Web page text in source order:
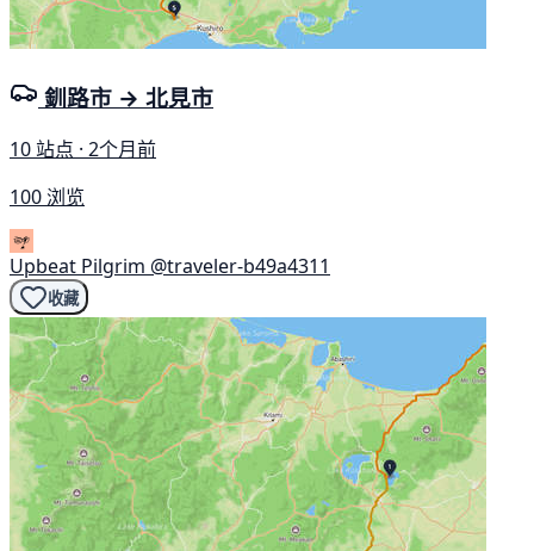
釧路市 → 北見市
10 站点 · 2个月前
100 浏览
Upbeat Pilgrim @traveler-b49a4311
收藏